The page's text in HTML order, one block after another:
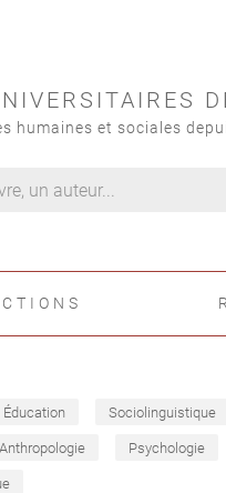
humaines et sociales
Éducation Sociolinguistique
Anthropologie Psychologie